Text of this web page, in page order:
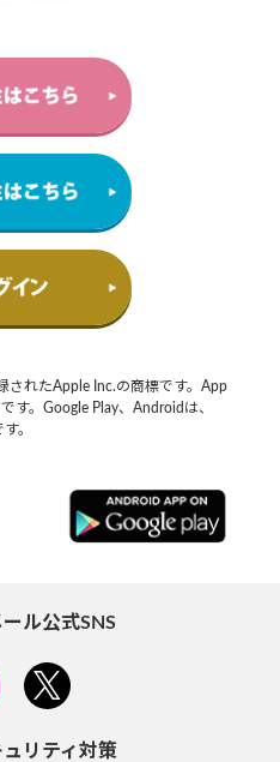
されたApple Inc.の商標です。App
す。Google Play、Androidは、
。
ル公式SNS
リティ対策